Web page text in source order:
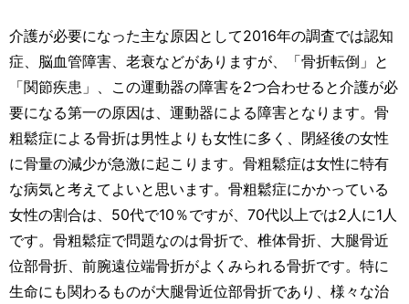
介護が必要になった主な原因として2016年の調査では認知
症、脳血管障害、老衰などがありますが、「骨折転倒」と
「関節疾患」、この運動器の障害を2つ合わせると介護が必
要になる第一の原因は、運動器による障害となります。骨
粗鬆症による骨折は男性よりも女性に多く、閉経後の女性
に骨量の減少が急激に起こります。骨粗鬆症は女性に特有
な病気と考えてよいと思います。骨粗鬆症にかかっている
女性の割合は、50代で10％ですが、70代以上では2人に1人
です。骨粗鬆症で問題なのは骨折で、椎体骨折、大腿骨近
位部骨折、前腕遠位端骨折がよくみられる骨折です。特に
生命にも関わるものが大腿骨近位部骨折であり、様々な治